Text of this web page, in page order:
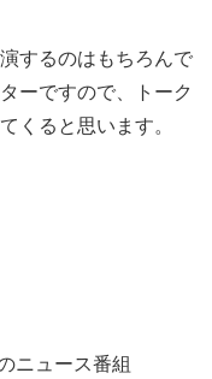
するのはもちろんで
ーですので、トーク
くると思います。
ニュース番組